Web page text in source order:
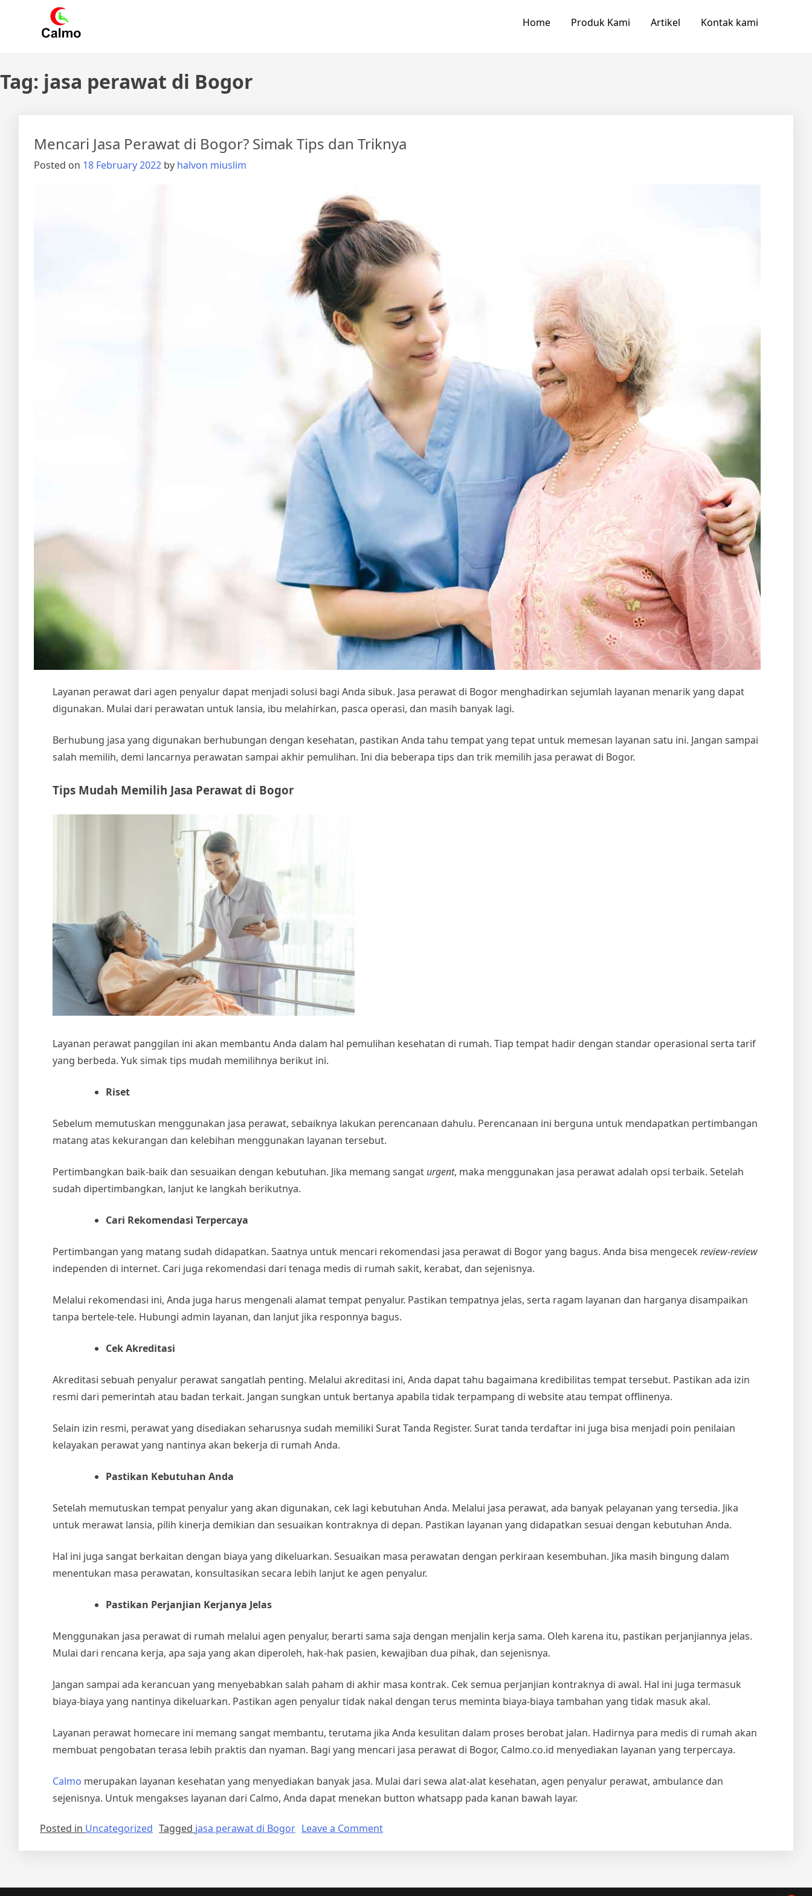
Calmo.co.id
menjual dan menyewakan alat kesehatan
Home Produk Kami Artikel Kontak kami
Tag: jasa perawat di Bogor
Mencari Jasa Perawat di Bogor? Simak Tips dan Triknya
Posted on 18 February 2022 by halvon miuslim
Layanan perawat dari agen penyalur dapat menjadi solusi bagi Anda sibuk. Jasa perawat di Bogor menghadirkan sejumlah layanan menarik yang dapat
digunakan. Mulai dari perawatan untuk lansia, ibu melahirkan, pasca operasi, dan masih banyak lagi.
Berhubung jasa yang digunakan berhubungan dengan kesehatan, pastikan Anda tahu tempat yang tepat untuk memesan layanan satu ini. Jangan sampai
salah memilih, demi lancarnya perawatan sampai akhir pemulihan. Ini dia beberapa tips dan trik memilih jasa perawat di Bogor.
Tips Mudah Memilih Jasa Perawat di Bogor
Layanan perawat panggilan ini akan membantu Anda dalam hal pemulihan kesehatan di rumah. Tiap tempat hadir dengan standar operasional serta tarif
yang berbeda. Yuk simak tips mudah memilihnya berikut ini.
Riset
Sebelum memutuskan menggunakan jasa perawat, sebaiknya lakukan perencanaan dahulu. Perencanaan ini berguna untuk mendapatkan pertimbangan
matang atas kekurangan dan kelebihan menggunakan layanan tersebut.
Pertimbangkan baik-baik dan sesuaikan dengan kebutuhan. Jika memang sangat urgent, maka menggunakan jasa perawat adalah opsi terbaik. Setelah
sudah dipertimbangkan, lanjut ke langkah berikutnya.
Cari Rekomendasi Terpercaya
Pertimbangan yang matang sudah didapatkan. Saatnya untuk mencari rekomendasi jasa perawat di Bogoryang bagus. Anda bisa mengecek review-review
independen di internet. Cari juga rekomendasi dari tenaga medis di rumah sakit, kerabat, dan sejenisnya.
Melalui rekomendasi ini, Anda juga harus mengenali alamat tempat penyalur. Pastikan tempatnya jelas, serta ragam layanan dan harganya disampaikan
tanpa bertele-tele. Hubungi admin layanan, dan lanjut jika responnya bagus.
Cek Akreditasi
Akreditasi sebuah penyalur perawat sangatlah penting. Melalui akreditasi ini, Anda dapat tahu bagaimana kredibilitas tempat tersebut. Pastikan ada izin
resmi dari pemerintah atau badan terkait. Jangan sungkan untuk bertanya apabila tidak terpampang di website atau tempat offlinenya.
Selain izin resmi, perawat yang disediakan seharusnya sudah memiliki Surat Tanda Register. Surat tanda terdaftar ini juga bisa menjadi poin penilaian
kelayakan perawat yang nantinya akan bekerja di rumah Anda.
Pastikan Kebutuhan Anda
Setelah memutuskan tempat penyalur yang akan digunakan, cek lagi kebutuhan Anda. Melalui jasa perawat, ada banyak pelayanan yang tersedia. Jika
untuk merawat lansia, pilih kinerja demikian dan sesuaikan kontraknya di depan. Pastikan layanan yang didapatkan sesuai dengan kebutuhan Anda.
Hal ini juga sangat berkaitan dengan biaya yang dikeluarkan. Sesuaikan masa perawatan dengan perkiraan kesembuhan. Jika masih bingung dalam
menentukan masa perawatan, konsultasikan secara lebih lanjut ke agen penyalur.
Pastikan Perjanjian Kerjanya Jelas
Menggunakan jasa perawat di rumah melalui agen penyalur, berarti sama saja dengan menjalin kerja sama. Oleh karena itu, pastikan perjanjiannya jelas.
Mulai dari rencana kerja, apa saja yang akan diperoleh, hak-hak pasien, kewajiban dua pihak, dan sejenisnya.
Jangan sampai ada kerancuan yang menyebabkan salah paham di akhir masa kontrak. Cek semua perjanjian kontraknya di awal. Hal ini juga termasuk
biaya-biaya yang nantinya dikeluarkan. Pastikan agen penyalur tidak nakal dengan terus meminta biaya-biaya tambahan yang tidak masuk akal.
Layanan perawat homecare ini memang sangat membantu, terutama jika Anda kesulitan dalam proses berobat jalan. Hadirnya para medis di rumah akan
membuat pengobatan terasa lebih praktis dan nyaman. Bagi yang mencari jasa perawat di Bogor, Calmo.co.id menyediakan layanan yang terpercaya.
Calmo merupakan layanan kesehatan yang menyediakan banyak jasa. Mulai dari sewa alat-alat kesehatan, agen penyalur perawat, ambulance dan
sejenisnya. Untuk mengakses layanan dari Calmo, Anda dapat menekan button whatsapp pada kanan bawah layar.
Posted in Uncategorized Tagged jasa perawat di Bogor Leave a Commenton
di